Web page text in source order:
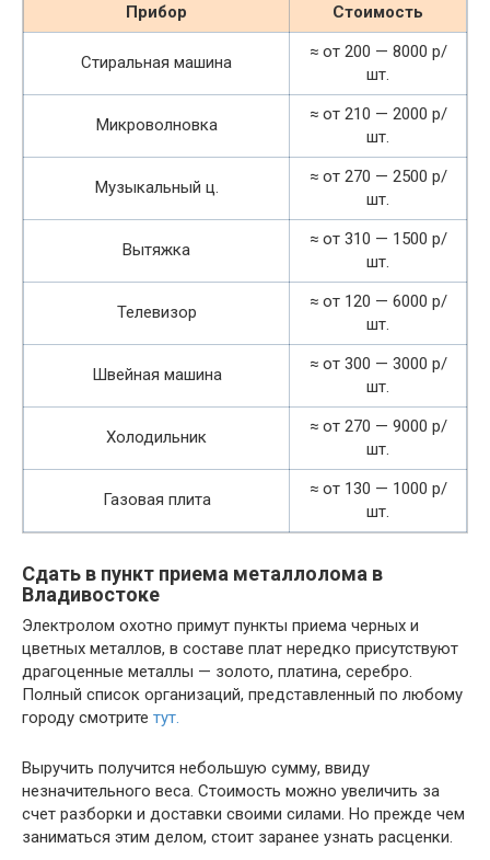
Прибор Стоимость
Стиральная машина
≈ от 200 — 8000 р/
шт.
Микроволновка
≈ от 210 — 2000 р/
шт.
Музыкальный ц.
≈ от 270 — 2500 р/
шт.
Вытяжка
≈ от 310 — 1500 р/
шт.
Телевизор
≈ от 120 — 6000 р/
шт.
Швейная машина
≈ от 300 — 3000 р/
шт.
Холодильник
≈ от 270 — 9000 р/
шт.
Газовая плита
≈ от 130 — 1000 р/
шт.
Сдать в пункт приема металлолома в
Владивостоке
Электролом охотно примут пункты приема черных и
цветных металлов, в составе плат нередко присутствуют
драгоценные металлы — золото, платина, серебро.
Полный список организаций, представленный по любому
городу смотрите тут.
Выручить получится небольшую сумму, ввиду
незначительного веса. Стоимость можно увеличить за
счет разборки и доставки своими силами. Но прежде чем
заниматься этим делом, стоит заранее узнать расценки.